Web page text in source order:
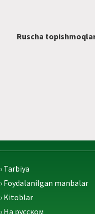
Ruscha
› Tarbiya
› Foydalanilgan manbalar
› Kitoblar
› На русском